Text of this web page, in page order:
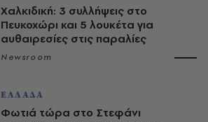
Χαλκιδική: 3 συλλήψεις στο
Πευκοχώρι και 5 λουκέτα για
αυθαιρεσίες στις παραλίες
Newsroom
ΕΛΛΑΔΑ
Φωτιά τώρα στο Στεφάνι